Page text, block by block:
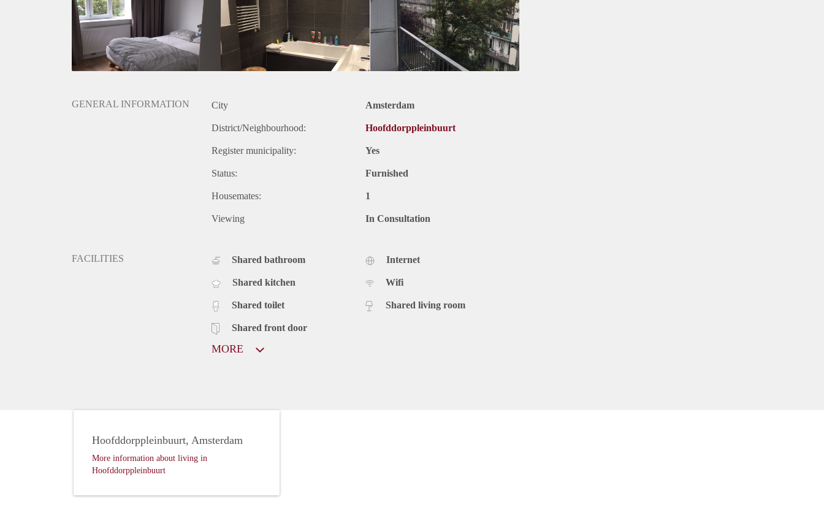
GENERAL INFORMATION City Amsterdam
District/Neighbourhood: Hoofddorppleinbuurt
Register municipality: Yes
Status: Furnished
Housemates: 1
Viewing In Consultation
FACILITIES Shared bathroom
Shared kitchen
Shared toilet
Shared front door
Internet
Wifi
Shared living room
MORE
Hoofddorppleinbuurt, Amsterdam
More information about living in
Hoofddorppleinbuurt